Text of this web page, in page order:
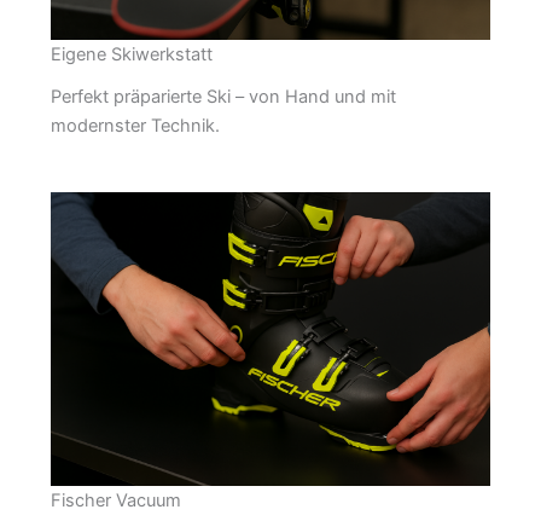
Eigene Skiwerkstatt
Perfekt präparierte Ski – von Hand und mit
modernster Technik.
Fischer Vacuum